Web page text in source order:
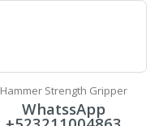
Hammer Strength Gripper
WhatssApp